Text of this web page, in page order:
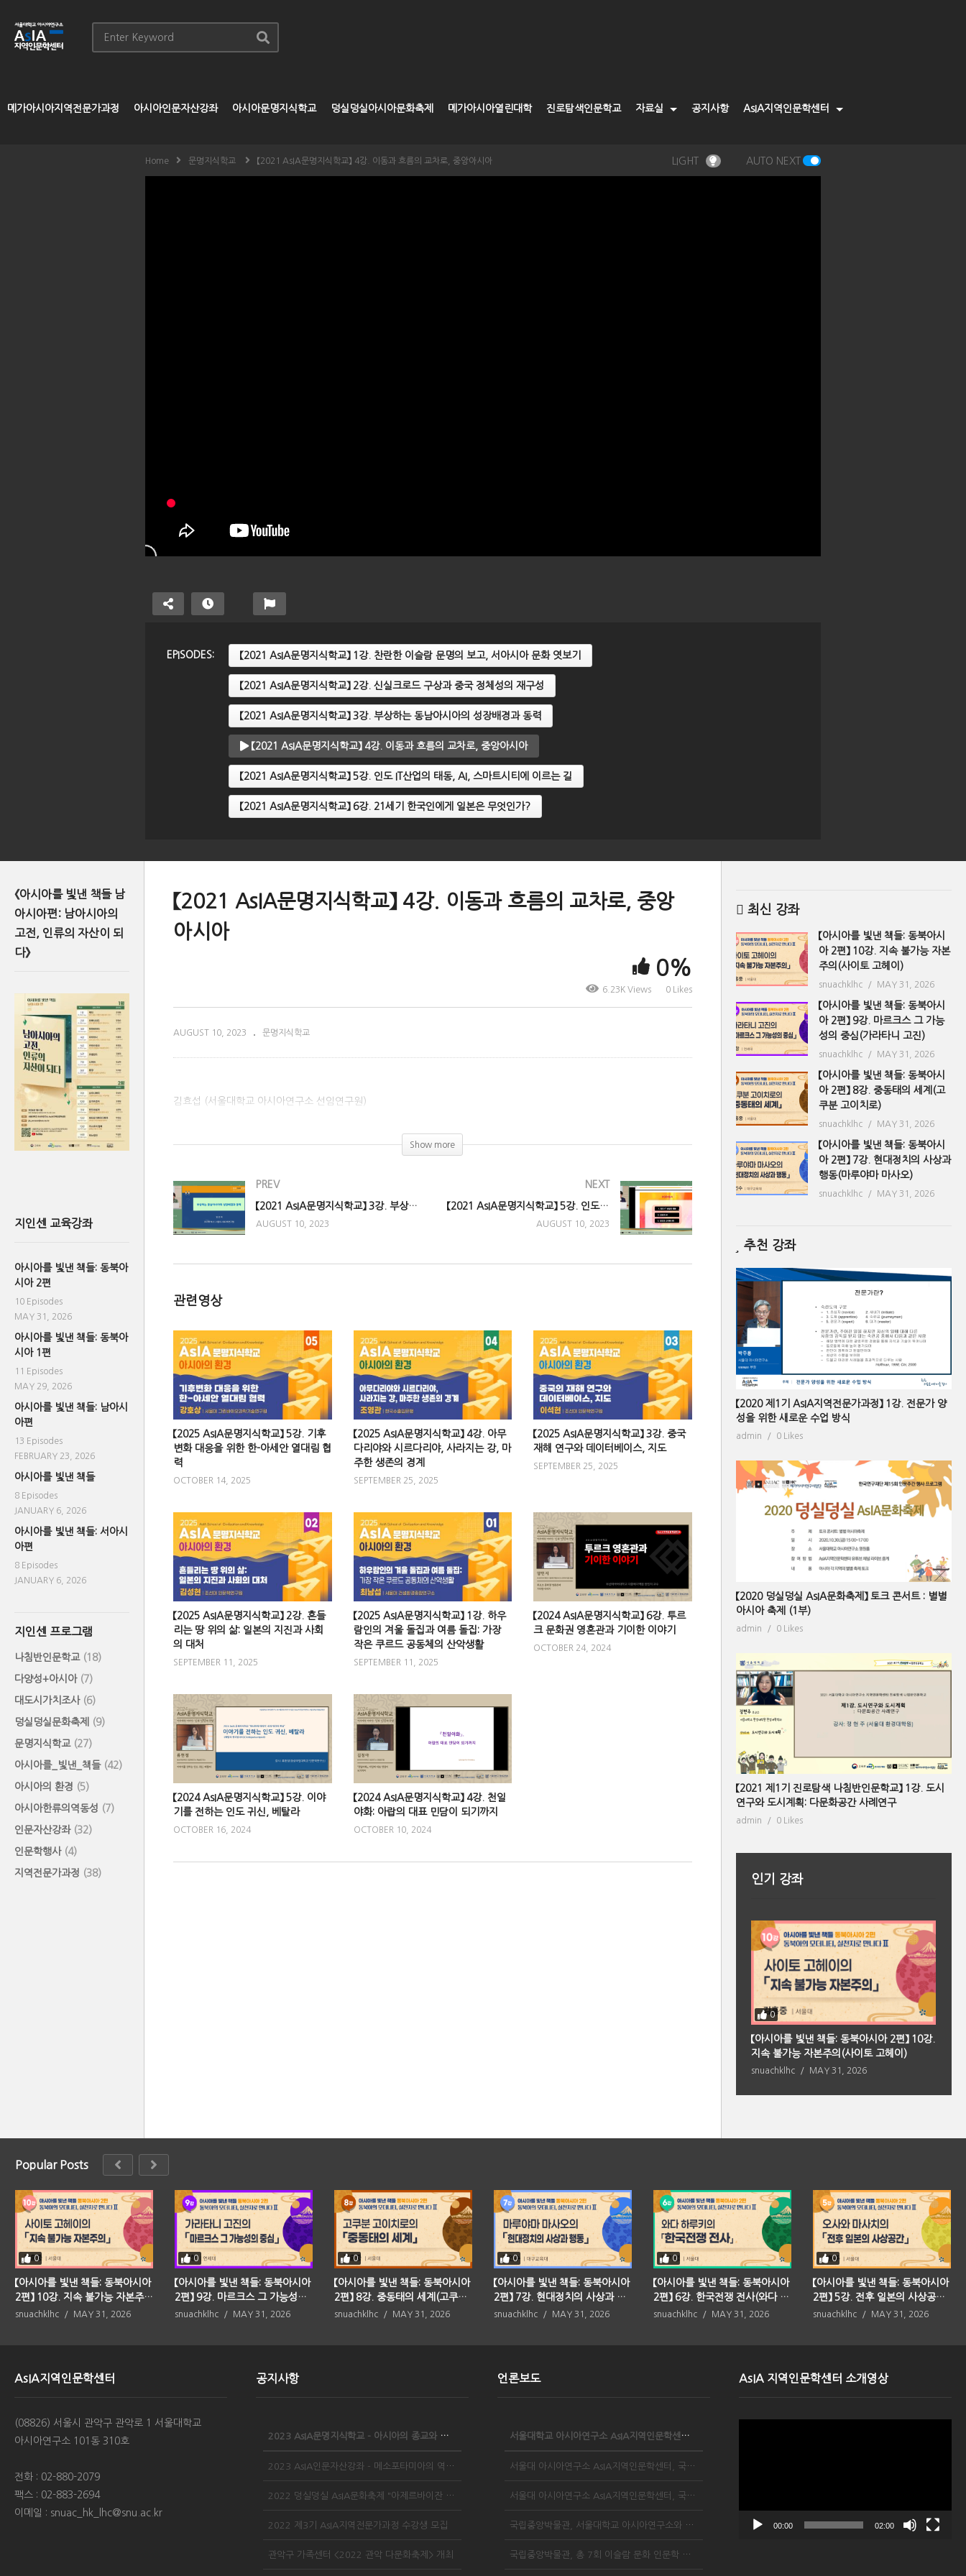
메가아시아지역전문가과정 아시아인문자산강좌 아시아문명지식학교 덩실덩실아시아문화축제 메가아시아열린대학 진로탐색인문학교 자료실 공지사항 AsIA지역인문학센터
Home 문명지식학교 【2021 AsIA문명지식학교】 4강. 이동과 흐름의 교차로, 중앙아시아 LIGHT AUTO NEXT
EPISODES: 【2021 AsIA문명지식학교】 1강. 찬란한 이슬람 문명의 보고, 서아시아 문화 엿보기
【2021 AsIA문명지식학교】 2강. 신실크로드 구상과 중국 정체성의 재구성
【2021 AsIA문명지식학교】 3강. 부상하는 동남아시아의 성장배경과 동력
【2021 AsIA문명지식학교】 4강. 이동과 흐름의 교차로, 중앙아시아
【2021 AsIA문명지식학교】 5강. 인도 IT산업의 태동, AI, 스마트시티에 이르는 길
【2021 AsIA문명지식학교】 6강. 21세기 한국인에게 일본은 무엇인가?
《아시아를 빛낸 책들 남
아시아편: 남아시아의
고전, 인류의 자산이 되
다》
지인센 교육강좌
아시아를 빛낸 책들: 동북아
시아 2편
10 Episodes
MAY 31, 2026
아시아를 빛낸 책들: 동북아
시아 1편
11 Episodes
MAY 29, 2026
아시아를 빛낸 책들: 남아시
아편
13 Episodes
FEBRUARY 23, 2026
아시아를 빛낸 책들
8 Episodes
JANUARY 6, 2026
아시아를 빛낸 책들: 서아시
아편
8 Episodes
JANUARY 6, 2026
지인센 프로그램
나침반인문학교 (18)
다양성+아시아 (7)
대도시가치조사 (6)
덩실덩실문화축제 (9)
문명지식학교 (27)
아시아를_빛낸_책들 (42)
아시아의 환경 (5)
아시아한류의역동성 (7)
인문자산강좌 (32)
인문학행사 (4)
지역전문가과정 (38)
【2021 AsIA문명지식학교】 4강. 이동과 흐름의 교차로, 중앙
아시아
0%
6.23K Views 0 Likes
AUGUST 10, 2023 문명지식학교
김효섭 (서울대학교 아시아연구소 선임연구원)
Show more
PREV
【2021 AsIA문명지식학교】 3강. 부상하는 동남아시아의 성장배경과 동력
AUGUST 10, 2023
NEXT
【2021 AsIA문명지식학교】 5강. 인도 IT산업의 태동, AI, 스마트시티에 이르는 길
AUGUST 10, 2023
관련영상
【2025 AsIA문명지식학교】 5강. 기후
변화 대응을 위한 한-아세안 열대림 협
력
OCTOBER 14, 2025
【2025 AsIA문명지식학교】 4강. 아무
다리야와 시르다리야, 사라지는 강, 마
주한 생존의 경계
SEPTEMBER 25, 2025
【2025 AsIA문명지식학교】 3강. 중국
재해 연구와 데이터베이스, 지도
SEPTEMBER 25, 2025
【2025 AsIA문명지식학교】 2강. 흔들
리는 땅 위의 삶: 일본의 지진과 사회
의 대처
SEPTEMBER 11, 2025
【2025 AsIA문명지식학교】 1강. 하우
람인의 겨울 돌집과 여름 돌집: 가장
작은 쿠르드 공동체의 산악생활
SEPTEMBER 11, 2025
【2024 AsIA문명지식학교】 6강. 투르
크 문화권 영혼관과 기이한 이야기
OCTOBER 24, 2024
【2024 AsIA문명지식학교】 5강. 이야
기를 전하는 인도 귀신, 베탈라
OCTOBER 16, 2024
【2024 AsIA문명지식학교】 4강. 천일
야화: 아랍의 대표 민담이 되기까지
OCTOBER 10, 2024
최신 강좌
【아시아를 빛낸 책들: 동북아시
아 2편】 10강. 지속 불가능 자본
주의(사이토 고헤이)
snuachklhc MAY 31, 2026
【아시아를 빛낸 책들: 동북아시
아 2편】 9강. 마르크스 그 가능
성의 중심(가라타니 고진)
snuachklhc MAY 31, 2026
【아시아를 빛낸 책들: 동북아시
아 2편】 8강. 중동태의 세계(고
쿠분 고이치로)
snuachklhc MAY 31, 2026
【아시아를 빛낸 책들: 동북아시
아 2편】 7강. 현대정치의 사상과
행동(마루야마 마사오)
snuachklhc MAY 31, 2026
추천 강좌
【2020 제1기 AsIA지역전문가과정】 1강. 전문가 양
성을 위한 새로운 수업 방식
admin 0 Likes
【2020 덩실덩실 AsIA문화축제】 토크 콘서트 : 별별
아시아 축제 (1부)
admin 0 Likes
【2021 제1기 진로탐색 나침반인문학교】 1강. 도시
연구와 도시계획: 다문화공간 사례연구
admin 0 Likes
인기 강좌
0
【아시아를 빛낸 책들: 동북아시아 2편】 10강.
지속 불가능 자본주의(사이토 고헤이)
snuachklhc MAY 31, 2026
Popular Posts
0
【아시아를 빛낸 책들: 동북아시아
2편】 10강. 지속 불가능 자본주의
(사이토 고헤이)
snuachklhc MAY 31, 2026
0
【아시아를 빛낸 책들: 동북아시아
2편】 9강. 마르크스 그 가능성의
중심(가라타니 고진)
snuachklhc MAY 31, 2026
0
【아시아를 빛낸 책들: 동북아시아
2편】 8강. 중동태의 세계(고쿠분
고이치로)
snuachklhc MAY 31, 2026
0
【아시아를 빛낸 책들: 동북아시아
2편】 7강. 현대정치의 사상과 행
동(마루야마 마사오)
snuachklhc MAY 31, 2026
0
【아시아를 빛낸 책들: 동북아시아
2편】 6강. 한국전쟁 전사(와다 하
루키)
snuachklhc MAY 31, 2026
0
【아시아를 빛낸 책들: 동북아시아
2편】 5강. 전후 일본의 사상공간
(오사와 마사치)
snuachklhc MAY 31, 2026
AsIA지역인문학센터
(08826) 서울시 관악구 관악로 1 서울대학교
아시아연구소 101동 310호
전화 : 02-880-2079
팩스 : 02-883-2694
이메일 : snuac_hk_lhc@snu.ac.kr
공지사항
2023 AsIA문명지식학교 - 아시아의 종교와 시민 사회
2023 AsIA인문자산강좌 - 메소포타미아의 역사와 문화
2022 덩실덩실 AsIA문화축제 "아제르바이잔 - 불의나라"
2022 제3기 AsIA지역전문가과정 수강생 모집
관악구 가족센터 <2022 관악 다문화축제> 개최
언론보도
서울대학교 아시아연구소 AsIA지역인문학센터, 국립중앙...
서울대 아시아연구소 AsIA지역인문학센터, 국립중앙박물...
서울대 아시아연구소 AsIA지역인문학센터, 국립중앙박물...
국립중앙박물관, 서울대학교 아시아연구소와 함께 ‘202...
국립중앙박물관, 총 7회 이슬람 문화 인문학 강좌 개설...
AsIA 지역인문학센터 소개영상
00:00 02:00